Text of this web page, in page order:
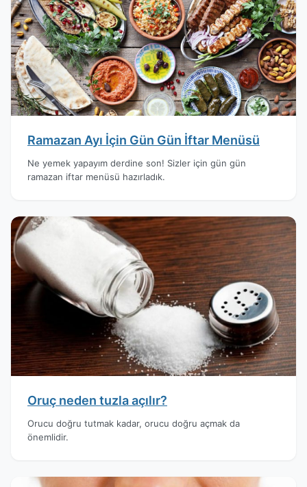
Ramazan Ayı İçin Gün Gün İftar Menüsü
Ne yemek yapayım derdine son! Sizler için gün gün
ramazan iftar menüsü hazırladık.
Oruç neden tuzla açılır?
Orucu doğru tutmak kadar, orucu doğru açmak da
önemlidir.